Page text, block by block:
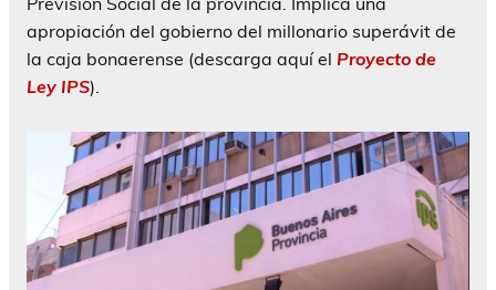
apropiación del gobierno del millonario superávit de
la caja bonaerense (descarga aquí el Proyecto de
Ley IPS).